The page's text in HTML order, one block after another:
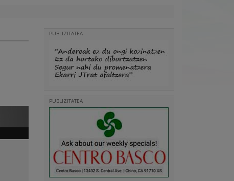
PUBLIZITATEA
PUBLIZITATEA